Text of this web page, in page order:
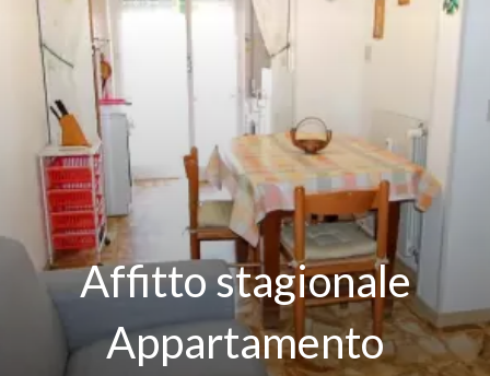
Affitto stagionale
Appartamento